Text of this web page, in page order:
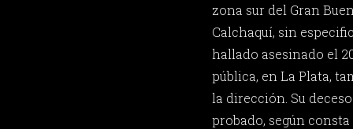
zona sur del Gran
Calchaquí, sin
hallado asesinado el
pública, en La Plata,
la dirección. Su
probado, según